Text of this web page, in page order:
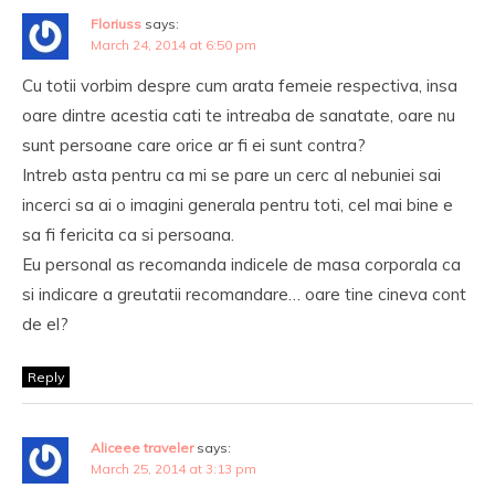
Floriuss says:
March 24, 2014 at 6:50 pm
Cu totii vorbim despre cum arata femeie respectiva, insa
oare dintre acestia cati te intreaba de sanatate, oare nu
sunt persoane care orice ar fi ei sunt contra?
Intreb asta pentru ca mi se pare un cerc al nebuniei sai
incerci sa ai o imagini generala pentru toti, cel mai bine e
sa fi fericita ca si persoana.
Eu personal as recomanda indicele de masa corporala ca
si indicare a greutatii recomandare… oare tine cineva cont
de el?
Reply
Aliceee traveler says:
March 25, 2014 at 3:13 pm